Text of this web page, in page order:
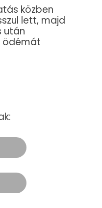
közben
lett, majd
után
ödémát